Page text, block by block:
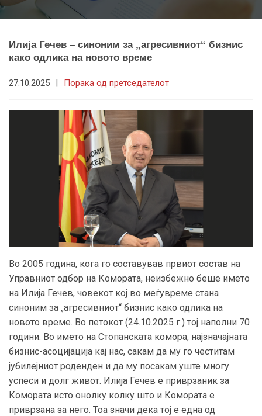
Илија Гечев – синоним за „агресивниот“ бизнис
како одлика на новото време
27.10.2025 | Порака од претседателот
Во 2005 година, кога го составував првиот состав на
Управниот одбор на Комората, неизбежно беше името
на Илија Гечев, човекот кој во меѓувреме стана
синоним за „агресивниот“ бизнис како одлика на
новото време. Во петокот (24.10.2025 г.) тој наполни 70
години. Во името на Стопанската комора, најзначајната
бизнис-асоцијација кај нас, сакам да му го честитам
јубилејниот роденден и да му посакам уште многу
успеси и долг живот. Илија Гечев е приврзаник за
Комората исто онолку колку што и Комората е
приврзана за него. Тоа значи дека тој е една од